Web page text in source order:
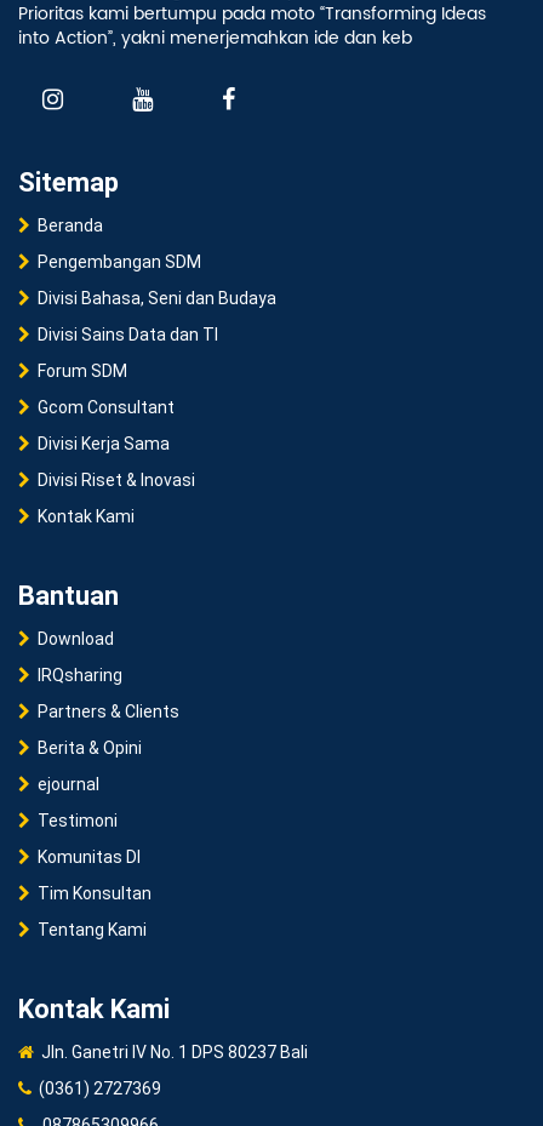
Prioritas kami bertumpu pada moto “Transforming Ideas
into Action”, yakni menerjemahkan ide dan keb
Sitemap
Beranda
Pengembangan SDM
Divisi Bahasa, Seni dan Budaya
Divisi Sains Data dan TI
Forum SDM
Gcom Consultant
Divisi Kerja Sama
Divisi Riset & Inovasi
Kontak Kami
Bantuan
Download
IRQsharing
Partners & Clients
Berita & Opini
ejournal
Testimoni
Komunitas DI
Tim Konsultan
Tentang Kami
Kontak Kami
Jln. Ganetri IV No. 1 DPS 80237 Bali
(0361) 2727369